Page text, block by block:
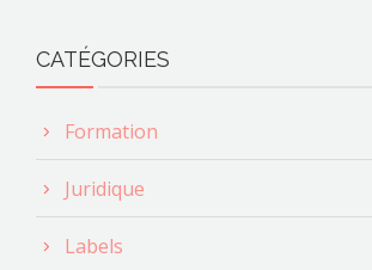
CATÉGORIES
Formation
Juridique
Labels